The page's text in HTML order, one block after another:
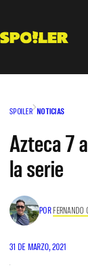
contenido
SPOILER NOTICIAS
Azteca 7
la serie
POR FERNANDO
31 DE MARZO, 2021